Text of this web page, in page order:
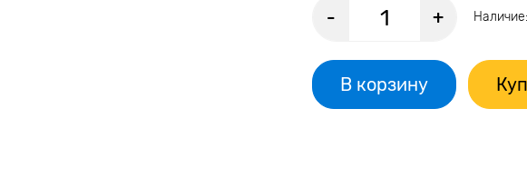
- + Наличие:
В корзину